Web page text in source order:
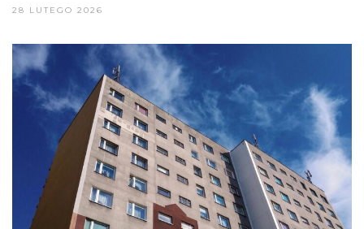
28 LUTEGO 2026